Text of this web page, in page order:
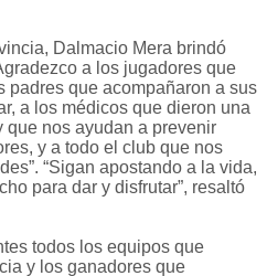
Dalmacio Mera brindó
a los jugadores que
padres que acompañaron a sus
a los médicos que dieron una
que nos ayudan a prevenir
y a todo el club que nos
“Sigan apostando a la vida,
para dar y disfrutar”, resaltó
todos los equipos que
y los ganadores que